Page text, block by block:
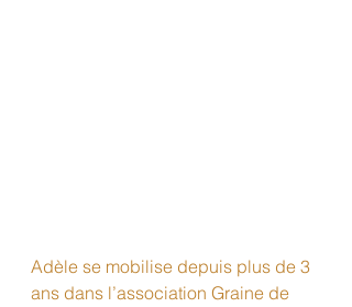
Adèle se mobilise depuis plus de 3
ans dans l’association Graine de